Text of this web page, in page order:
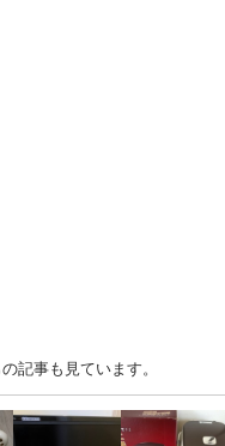
記事も見ています。